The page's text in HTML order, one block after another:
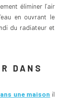
éliminer l’air
en ouvrant le
du radiateur et
DANS
une maison il